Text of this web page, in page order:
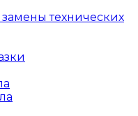
технических